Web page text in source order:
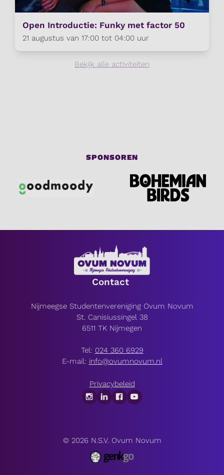
Open Introductie: Funky met factor 50
21 augustus van 17:00 tot 04:00 uur
Bekijk alle activiteiten
SPONSOREN
Contact
Nijmeegse Studentenvereniging Ovum Novum
St. Canisiussingel 38
6511 TK Nijmegen
Tel: 024 360 6929
E-mail: info@ovumnovum.nl
Privacybeleid
© 2026 N.S.V. Ovum Novum